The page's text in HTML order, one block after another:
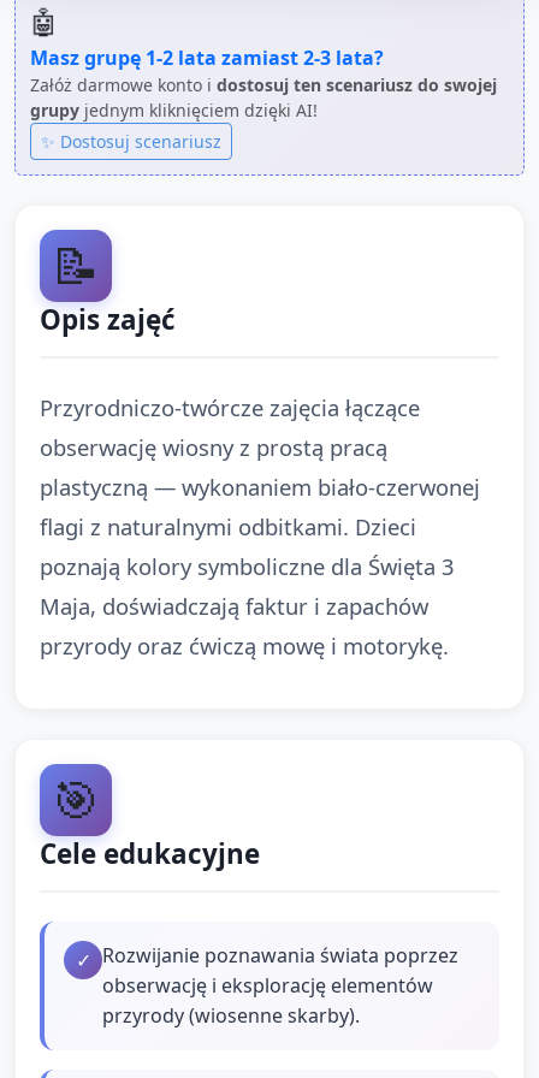
🤖
Masz grupę 1-2 lata zamiast2-3 lata?
Załóż darmowe konto i dostosuj ten scenariusz do swojej
grupy jednym kliknięciem dzięki AI!
✨ Dostosuj scenariusz
📝
Opis zajęć
Przyrodniczo-twórcze zajęcia łączące
obserwację wiosny z prostą pracą
plastyczną — wykonaniem biało-czerwonej
flagi z naturalnymi odbitkami. Dzieci
poznają kolory symboliczne dla Święta 3
Maja, doświadczają faktur i zapachów
przyrody oraz ćwiczą mowę i motorykę.
🎯
Cele edukacyjne
✓ Rozwijanie poznawania świata poprzez
obserwację i eksplorację elementów
przyrody (wiosenne skarby).